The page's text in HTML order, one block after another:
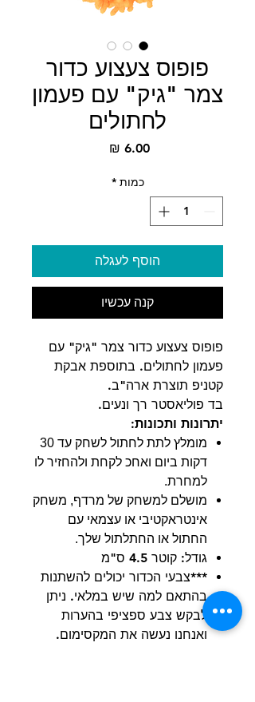
פופוס צעצוע כדור
צמר "גיק" עם פעמון
לחתולים
כמות *
הוסף לעגלה
קנה עכשיו
פופוס צעצוע כדור צמר "גיק" עם
פעמון לחתולים. בתוספת אבקת
קטניפ תוצרת ארה"ב.
בד פוליאסטר רך ונעים.
יתרונות ותכונות:
מומלץ לתת לחתול לשחק עד 30
דקות ביום ואחכ לקחת ולהחזיר לו
למחרת.
מושלם למשחק של מרדף, משחק
אינטראקטיבי או עצמאי עם
החתול או החתלתול שלך.
גודל: קוטר 4.5 ס"מ
***צבעי הכדור יכולים להשתנות
בהתאם למה שיש במלאי. ניתן
לבקש צבע ספציפי בהערות
ואנחנו נעשה את המקסימום.